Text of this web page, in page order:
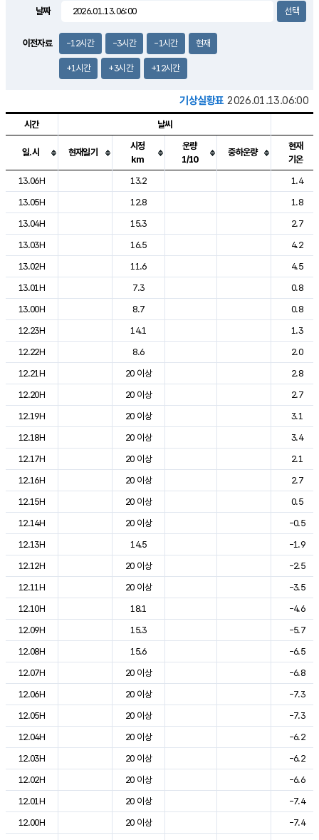
1.5m/s
날짜
이전자료 -12시간 -3시간 -1시간 현재
+1시간 +3시간 +12시간
기상실황표 2026.01.13.06:00
도시별 기상실황표로 지점, 날씨, 기온, 강수, 바람, 기압등을 안내한 표입
시간 날씨
일.시 현재일기
시정
km
운량
1/10
중하운량
현재
기온
13.06H
13.2
1.4
13.05H
12.8
1.8
13.04H
15.3
2.7
13.03H
16.5
4.2
13.02H
11.6
4.5
13.01H
7.3
0.8
13.00H
8.7
0.8
12.23H
14.1
1.3
12.22H
8.6
2.0
12.21H
20 이상
2.8
12.20H
20 이상
2.7
12.19H
20 이상
3.1
12.18H
20 이상
3.4
12.17H
20 이상
2.1
12.16H
20 이상
2.7
12.15H
20 이상
0.5
12.14H
20 이상
-0.5
12.13H
14.5
-1.9
12.12H
20 이상
-2.5
12.11H
20 이상
-3.5
12.10H
18.1
-4.6
12.09H
15.3
-5.7
12.08H
15.6
-6.5
12.07H
20 이상
-6.8
12.06H
20 이상
-7.3
12.05H
20 이상
-7.3
12.04H
20 이상
-6.2
12.03H
20 이상
-6.2
12.02H
20 이상
-6.6
12.01H
20 이상
-7.4
12.00H
20 이상
-7.4